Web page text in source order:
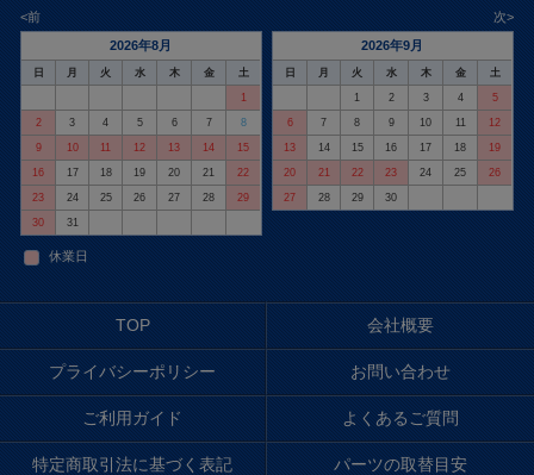
<前
次>
2026年8月
日 月 火 水 木 金 土
1
2 3 4 5 6 7 8
9 10 11 12 13 14 15
16 17 18 19 20 21 22
23 24 25 26 27 28 29
30 31
2026年9月
日 月 火 水 木 金 土
1 2 3 4 5
6 7 8 9 10 11 12
13 14 15 16 17 18 19
20 21 22 23 24 25 26
27 28 29 30
休業日
TOP 会社概要
プライバシーポリシー お問い合わせ
ご利用ガイド よくあるご質問
特定商取引法に基づく表記 パーツの取替目安